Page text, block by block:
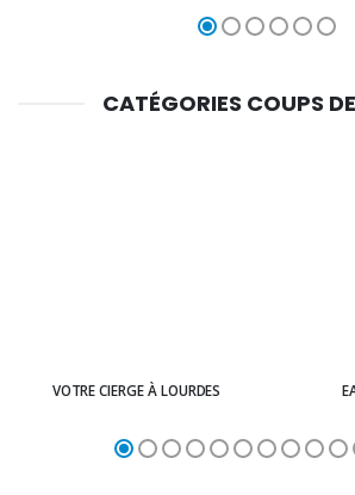
CATÉGORIES COUPS
VOTRE CIERGE À LOURDES